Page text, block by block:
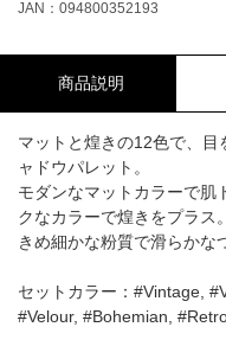
JAN：094800352193
商品説明
マットと煌きの12色で、
ャドウパレット。
モダンなマットカラーで肌
クなカラーで煌きをプラス。
きめ細かな粉質で滑らかな
セットカラー：#Vintage,
#Velour, #Bohemian,